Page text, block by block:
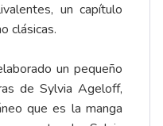
un capítulo
clásicas.
un pequeño
de Sylvia Ageloff,
que es la manga